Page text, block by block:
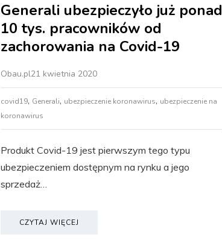
Generali ubezpieczyło już ponad
10 tys. pracowników od
zachorowania na Covid-19
Obau.pl21 kwietnia 2020
covid19, Generali, ubezpieczenie koronawirus, ubezpieczenie na
koronawirus
Produkt Covid-19 jest pierwszym tego typu
ubezpieczeniem dostępnym na rynku a jego
sprzedaż…
CZYTAJ WIĘCEJ